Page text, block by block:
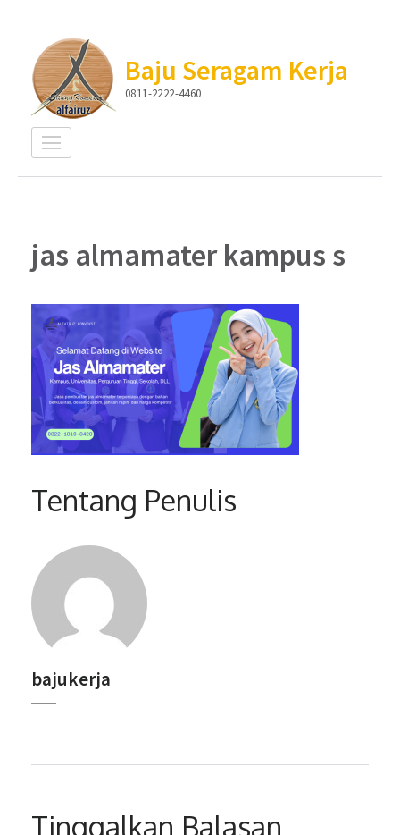
konten
(Tekan
Enter)
Baju Seragam Kerja
0811-2222-4460
jas almamater kampus s
Tentang Penulis
bajukerja
Tinggalkan Balasan